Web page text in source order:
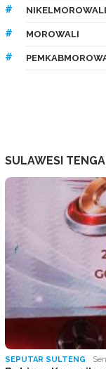
NIKELMOROWALI
MOROWALI
SULAWESI
SEPUTAR SULTENG